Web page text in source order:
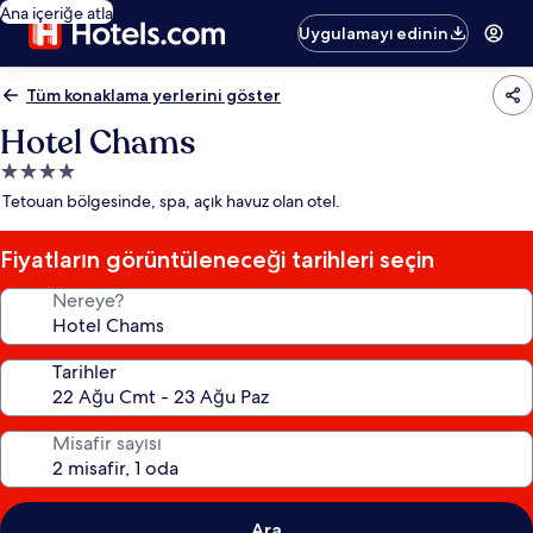
Ana içeriğe atla
Uygulamayı edinin
Tüm konaklama yerlerini göster
Hotel Chams
4.0
yıldızlı
yeri
Tetouan bölgesinde, spa, açık havuz olan otel.
Fiyatların görüntüleneceği tarihleri seçin
Nereye?
Tarihler
Misafir sayısı